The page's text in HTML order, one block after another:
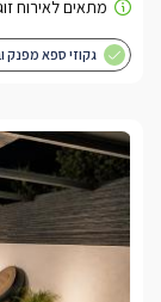
גקוזי ספא מפנק